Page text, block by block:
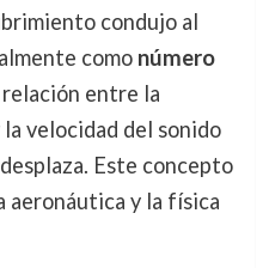
condujo al
como número
relación entre la
velocidad del sonido
Este concepto
aeronáutica y la física